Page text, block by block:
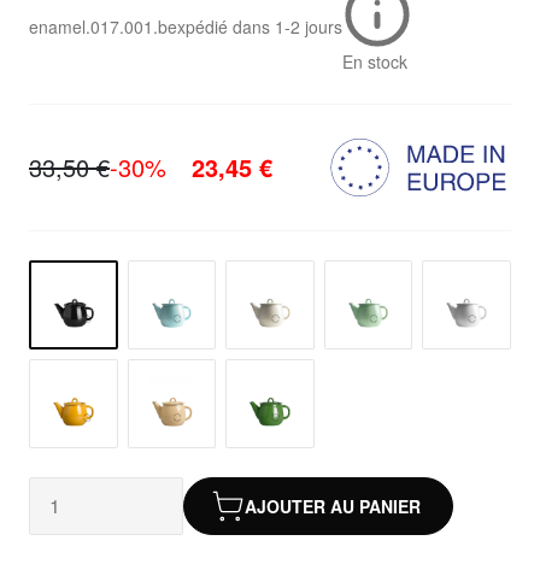
enamel.017.001.bexpédié dans 1-2 jours
En stock
33,50 €-30% 23,45 €
AJOUTER AU PANIER